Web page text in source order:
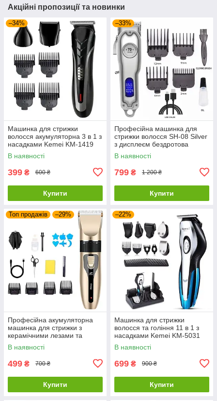
Акційні пропозиції та новинки
–34%
Машинка для стрижки
волосся акумуляторна 3 в 1 з
насадками Kemei KM-1419
В наявності
399 ₴ 600 ₴
Купити
–33%
Професійна машинка для
стрижки волосся SH-08 Silver
з дисплеєм бездротова
металева
В наявності
799 ₴ 1 200 ₴
Купити
Топ продажів –29%
Професійна акумуляторна
машинка для стрижки з
керамічними лезами та
набором аксесуарів
В наявності
499 ₴ 700 ₴
Купити
–22%
Машинка для стрижки
волосся та гоління 11 в 1 з
насадками Kemei KM-5031
В наявності
699 ₴ 900 ₴
Купити